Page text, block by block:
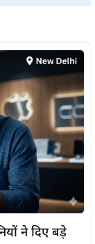
ने दिए बड़े